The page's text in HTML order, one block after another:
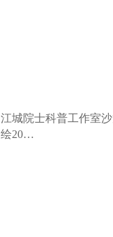
江城院士科普工作室
绘20…